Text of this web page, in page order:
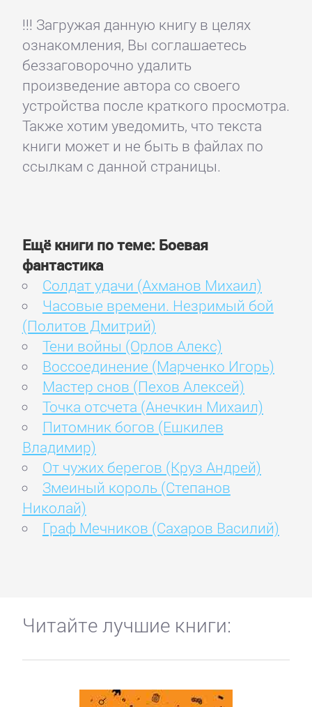
!!! Загружая данную книгу в целях
ознакомления, Вы соглашаетесь
беззаговорочно удалить
произведение автора со своего
устройства после краткого просмотра.
Также хотим уведомить, что текста
книги может и не быть в файлах по
ссылкам с данной страницы.
Ещё книги по теме: Боевая
фантастика
Солдат удачи (Ахманов Михаил)
Часовые времени. Незримый бой
(Политов Дмитрий)
Тени войны (Орлов Алекс)
Воссоединение (Марченко Игорь)
Мастер снов (Пехов Алексей)
Точка отсчета (Анечкин Михаил)
Питомник богов (Ешкилев
Владимир)
От чужих берегов (Круз Андрей)
Змеиный король (Степанов
Николай)
Граф Мечников (Сахаров Василий)
Читайте лучшие книги: